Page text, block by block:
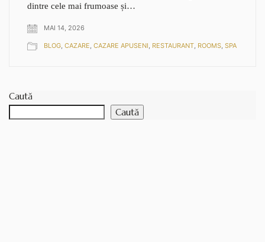
dintre cele mai frumoase și…
MAI 14, 2026
BLOG, CAZARE, CAZARE APUSENI, RESTAURANT, ROOMS, SPA
Caută
Caută